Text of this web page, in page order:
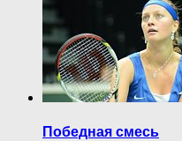
Победная смесь